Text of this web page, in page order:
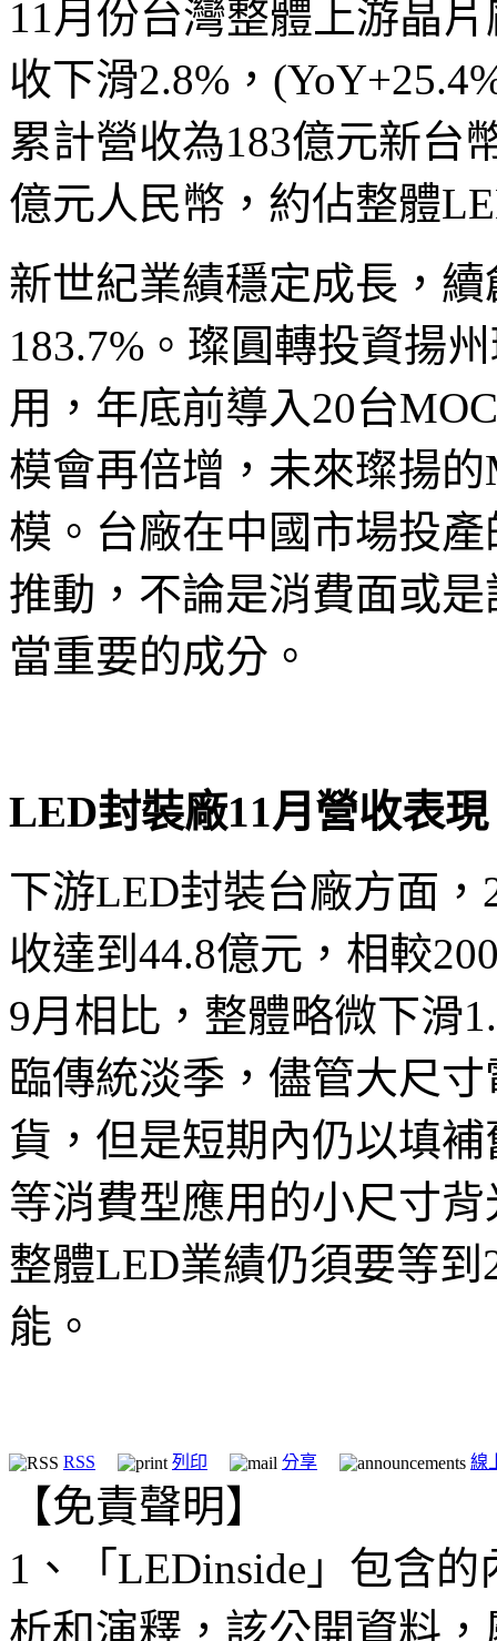
11月份台灣整體上游晶
收下滑2.8%，
累計營收為183億元新台
億元人民幣，約佔整體
新世紀業績穩定成長，
183.7%。璨圓轉投資揚
用，年底前導入20台
模會再倍增，未來璨揚
模。台廠在中國市場投
推動，不論是消費面或
當重要的成分。
LED封裝廠11月營收表現
下游LED封裝台廠方面
收達到44.8億元，相較
9月相比，整體略微下滑
臨傳統淡季，儘管大尺
貨，但是短期內仍以填
等消費型應用的小尺寸
整體LED業績仍須要等
能。
RSS 列印 分享 線
【免責聲明】
1、「LEDinside」包含
析和演釋，該公開資料